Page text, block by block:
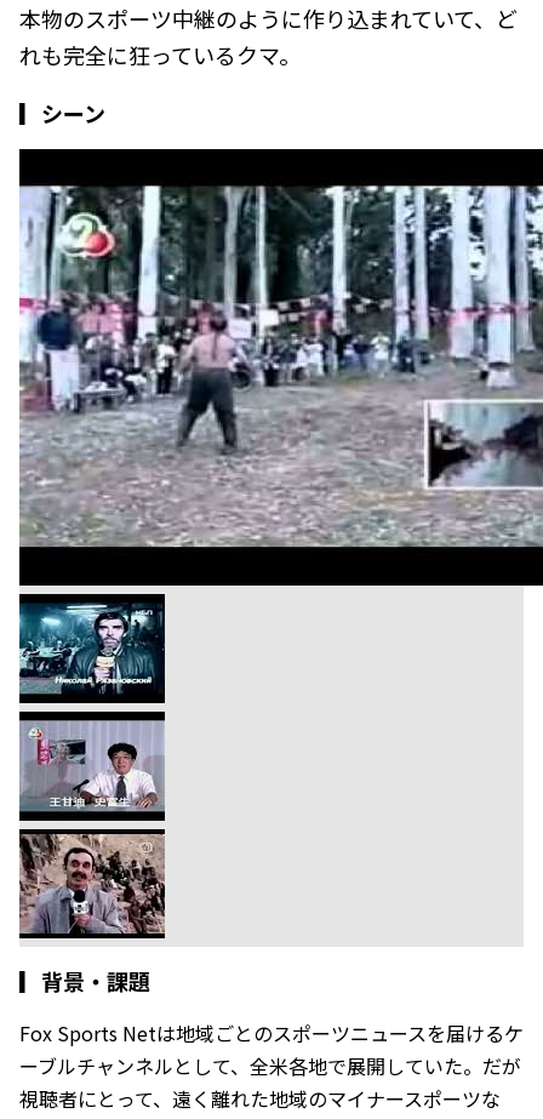
本物のスポーツ中継のように作り込まれていて、ど
れも完全に狂っているクマ。
▎シーン
▎ 背景・課題
Fox Sports Netは地域ごとのスポーツニュースを届けるケ
ーブルチャンネルとして、全米各地で展開していた。だが
視聴者にとって、遠く離れた地域のマイナースポーツな